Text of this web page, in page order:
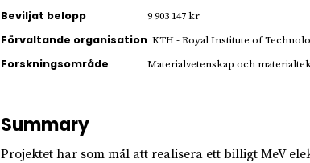
Beviljat belopp 9 903 147 kr
Förvaltande organisation KTH - Royal Institute of
Forskningsområde Materialvetenskap och
Summary
Projektet har som mål att realisera ett billigt MeV